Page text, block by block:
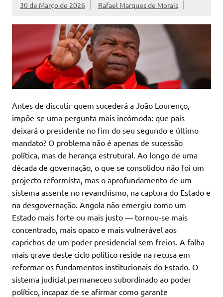
30 de Março de 2026 Rafael Marques de Morais
Antes de discutir quem sucederá a João Lourenço,
impõe-se uma pergunta mais incómoda: que país
deixará o presidente no fim do seu segundo e último
mandato? O problema não é apenas de sucessão
política, mas de herança estrutural. Ao longo de uma
década de governação, o que se consolidou não foi um
projecto reformista, mas o aprofundamento de um
sistema assente no revanchismo, na captura do Estado e
na desgovernação. Angola não emergiu como um
Estado mais forte ou mais justo — tornou-se mais
concentrado, mais opaco e mais vulnerável aos
caprichos de um poder presidencial sem freios. A falha
mais grave deste ciclo político reside na recusa em
reformar os fundamentos institucionais do Estado. O
sistema judicial permaneceu subordinado ao poder
político, incapaz de se afirmar como garante